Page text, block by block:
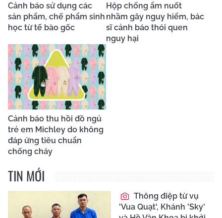
Cảnh báo sử dụng các
sản phẩm, chế phẩm sinh
học từ tế bào gốc
Hộp chống ẩm nuốt
nhầm gây nguy hiểm, bác
sĩ cảnh báo thói quen
nguy hại
Cảnh báo thu hồi đồ ngủ
trẻ em Michley do không
đáp ứng tiêu chuẩn
chống cháy
TIN MỚI
Thông điệp từ vụ
'Vua Quạt', Khánh 'Sky'